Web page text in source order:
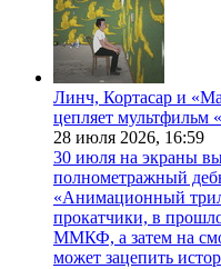
Линч, Кортасар и
цепляет мультфильм
28 июля 2026, 16:59
30 июля на экраны
полнометражный
«Анимационный
прокатчики, в
ММКФ, а затем на
может зацепить